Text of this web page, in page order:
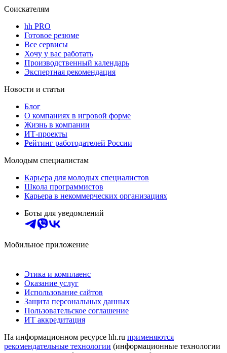
Соискателям
hh PRO
Готовое резюме
Все сервисы
Хочу у вас работать
Производственный календарь
Экспертная рекомендация
Новости и статьи
Блог
О компаниях в игровой форме
Жизнь в компании
ИТ-проекты
Рейтинг работодателей России
Молодым специалистам
Карьера для молодых специалистов
Школа программистов
Карьера в некоммерческих организациях
Боты для уведомлений
Мобильное приложение
Этика и комплаенс
Оказание услуг
Использование сайтов
Защита персональных данных
Пользовательское соглашение
ИТ аккредитация
На информационном ресурсе hh.ru применяются
рекомендательные технологии (информационные технологии